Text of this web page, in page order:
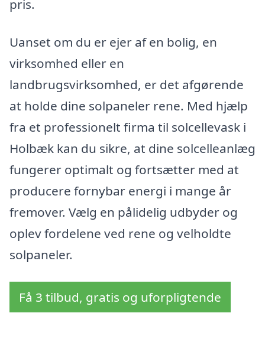
pris.
Uanset om du er ejer af en bolig, en
virksomhed eller en
landbrugsvirksomhed, er det afgørende
at holde dine solpaneler rene. Med hjælp
fra et professionelt firma til solcellevask i
Holbæk kan du sikre, at dine solcelleanlæg
fungerer optimalt og fortsætter med at
producere fornybar energi i mange år
fremover. Vælg en pålidelig udbyder og
oplev fordelene ved rene og velholdte
solpaneler.
Få 3 tilbud, gratis og uforpligtende